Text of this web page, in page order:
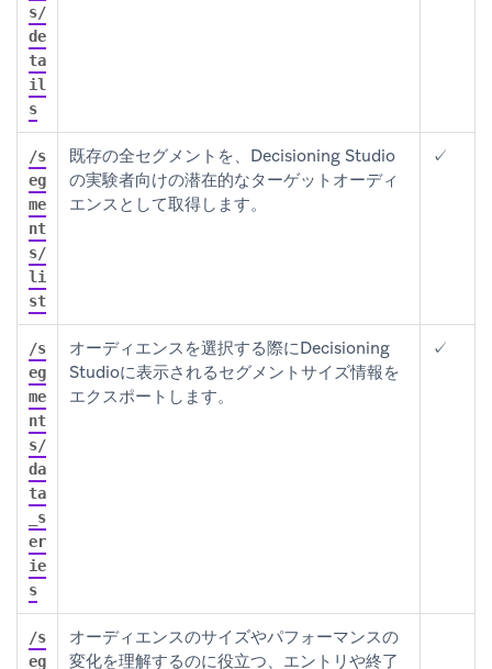
s/
de
ta
il
s
/s
eg
me
nt
s/
li
st
既存の全セグメントを、Decisioning Studio
の実験者向けの潜在的なターゲットオーディ
エンスとして取得します。
✓
/s
eg
me
nt
s/
da
ta
_s
er
ie
s
オーディエンスを選択する際にDecisioning
Studioに表示されるセグメントサイズ情報を
エクスポートします。
✓
/s
eg
オーディエンスのサイズやパフォーマンスの
変化を理解するのに役立つ、エントリや終了